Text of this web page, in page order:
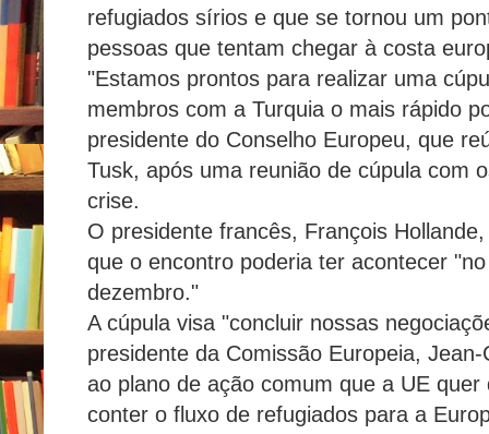
refugiados sírios e que se tornou um
pessoas que tentam chegar à costa
"Estamos prontos para realizar uma
membros com a Turquia o mais rápido
presidente do Conselho Europeu, que
Tusk, após uma reunião de cúpula com
crise.
O presidente francês, François
que o encontro poderia ter acontecer
dezembro."
A cúpula visa "concluir nossas
presidente da Comissão Europeia,
ao plano de ação comum que a UE
conter o fluxo de refugiados para a